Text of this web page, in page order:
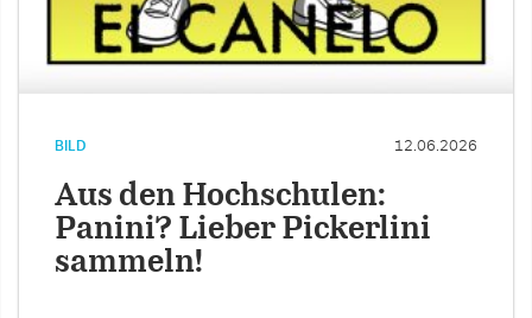
BILD 12.06.2026
Aus den Hochschulen:
Panini? Lieber Pickerlini
sammeln!